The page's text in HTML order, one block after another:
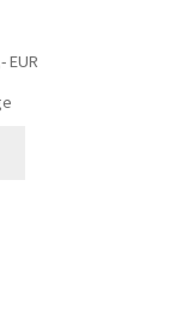
EUR